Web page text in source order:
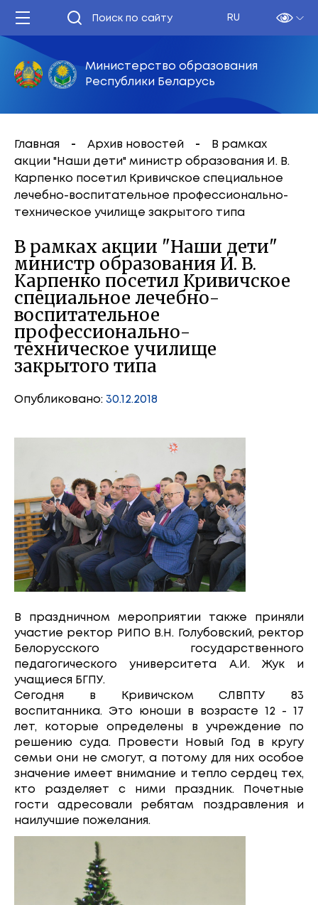
RU
Министерство образования
Республики Беларусь
Главная Архив новостей
В рамках
акции "Наши дети" министр образования И. В.
Карпенко посетил Кривичское специальное
лечебно-воспитательное профессионально-
техническое училище закрытого типа
В рамках акции "Наши дети"
министр образования И. В.
Карпенко посетил Кривичское
специальное лечебно-
воспитательное
профессионально-
техническое училище
закрытого типа
Опубликовано: 30.12.2018
В праздничном мероприятии также приняли
участие ректор РИПО В.Н. Голубовский, ректор
Белорусского государственного
педагогического университета А.И. Жук и
учащиеся БГПУ.
Сегодня в Кривичском СЛВПТУ 83
воспитанника. Это юноши в возрасте 12 - 17
лет, которые определены в учреждение по
решению суда. Провести Новый Год в кругу
семьи они не смогут, а потому для них особое
значение имеет внимание и тепло сердец тех,
кто разделяет с ними праздник. Почетные
гости адресовали ребятам поздравления и
наилучшие пожелания.